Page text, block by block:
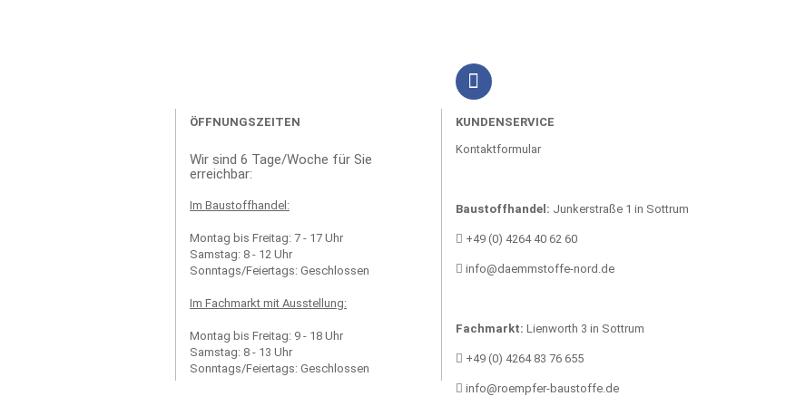
ÖFFNUNGSZEITEN
Wir sind 6 Tage/Woche für Sie
erreichbar:
Im Baustoffhandel:
Montag bis Freitag: 7 - 17 Uhr
Samstag: 8 - 12 Uhr
Sonntags/Feiertags: Geschlossen
Im Fachmarkt mit Ausstellung:
Montag bis Freitag: 9 - 18 Uhr
Samstag: 8 - 13 Uhr
Sonntags/Feiertags: Geschlossen
KUNDENSERVICE
Kontaktformular
Baustoffhandel: Junkerstraße 1 in Sottrum
+49 (0) 4264 40 62 60
info@daemmstoffe-nord.de
Fachmarkt: Lienworth 3 in Sottrum
+49 (0) 4264 83 76 655
info@roempfer-baustoffe.de